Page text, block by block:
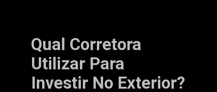
Qual Corretora
Utilizar Para
Investir No Exterior?